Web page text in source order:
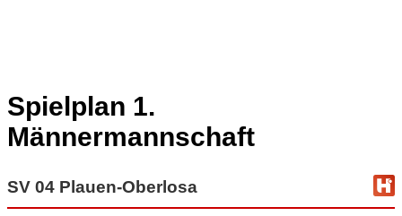
Spielplan 1.
Männermannschaft
SV 04 Plauen-Oberlosa